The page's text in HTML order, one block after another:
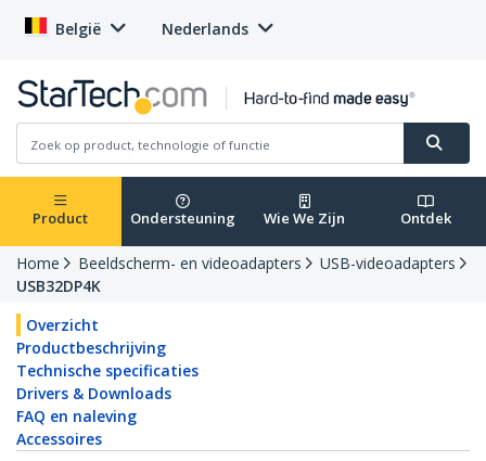
België Nederlands
Product Ondersteuning Wie We Zijn Ontdek
Home Beeldscherm- en videoadapters
USB-videoadapters
USB32DP4K
Overzicht
Productbeschrijving
Technische specificaties
Drivers & Downloads
FAQ en naleving
Accessoires